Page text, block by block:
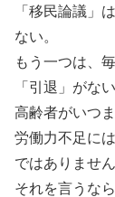
「移民論議」
ない。
もう一つは、
「引退」がな
高齢者がいつ
労働力不足に
ではありません
それを言うな